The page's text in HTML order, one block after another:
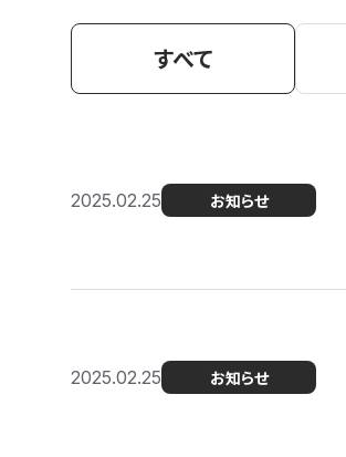
すべて
2025.02.25 お知らせ
2025.02.25 お知らせ